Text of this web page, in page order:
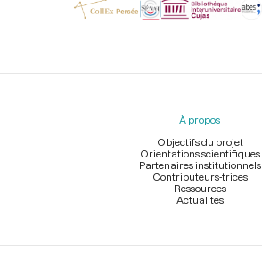
Menu
À propos
Objectifs du projet
Orientations scientifiques
Partenaires institutionnels
Contributeurs-trices
Ressources
Actualités